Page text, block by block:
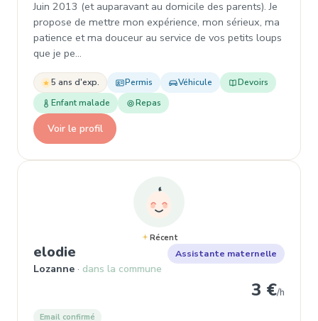
Juin 2013 (et auparavant au domicile des parents). Je
propose de mettre mon expérience, mon sérieux, ma
patience et ma douceur au service de vos petits loups
que je pe…
5 ans d'exp. Permis Véhicule
Devoirs
Enfant malade
Repas
Voir le profil
Récent
elodie , Assistante maternelle
Lozanne dans la commune
Assistante maternelle
3 €/h
Email confirmé